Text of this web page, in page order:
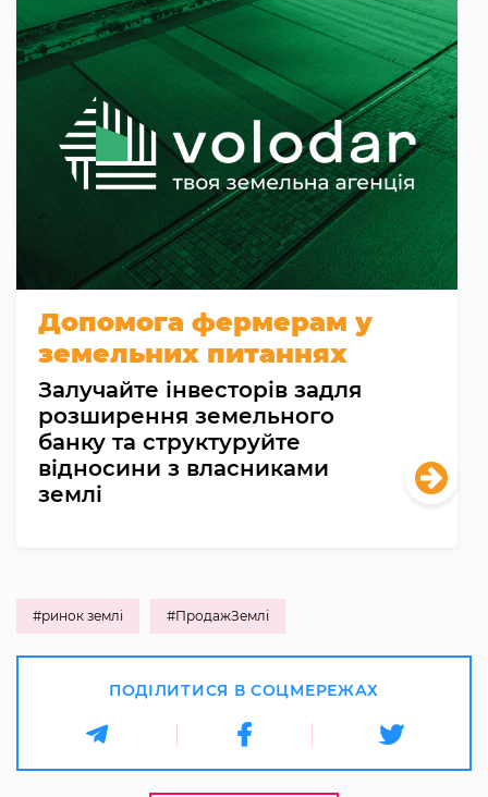
Допомога фермерам у
земельних питаннях
Залучайте інвесторів задля
розширення земельного
банку та структуруйте
відносини з власниками
землі
#ринок землі #ПродажЗемлі
ПОДІЛИТИСЯ В СОЦМЕРЕЖАХ